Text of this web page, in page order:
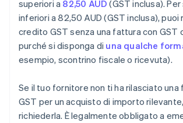
superiori a 82,50 AUD (GST inclusa).
inferiori a 82,50 AUD (GST inclusa), puoi
credito GST senza una fattura con GST
purché si disponga di una qualche
esempio, scontrino fiscale o ricevuta).
Se il tuo fornitore non ti ha rilasciato una
GST per un acquisto di importo
richiederla. È legalmente obbligato a